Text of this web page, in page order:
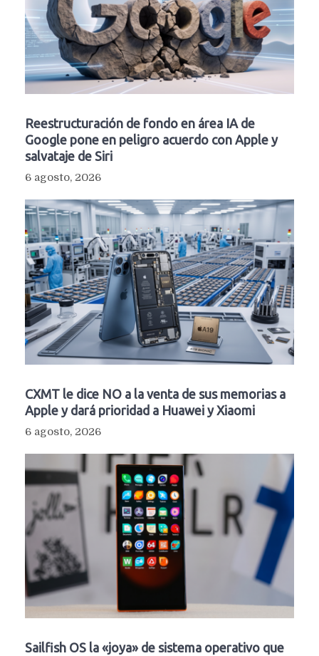
Reestructuración de fondo en área IA de
Google pone en peligro acuerdo con Apple y
salvataje de Siri
6 agosto, 2026
CXMT le dice NO a la venta de sus memorias a
Apple y dará prioridad a Huawei y Xiaomi
6 agosto, 2026
Sailfish OS la «joya» de sistema operativo que